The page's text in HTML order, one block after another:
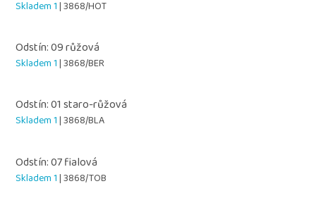
Skladem 1| 3868/HOT
Odstín: 09 růžová
Skladem 1| 3868/BER
Odstín: 01 staro-růžová
Skladem 1| 3868/BLA
Odstín: 07 fialová
Skladem 1| 3868/TOB